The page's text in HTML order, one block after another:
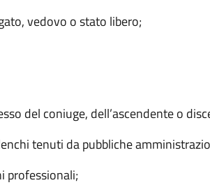
vedovo o stato libero;
del coniuge, dell’ascendente o
tenuti da pubbliche
professionali;